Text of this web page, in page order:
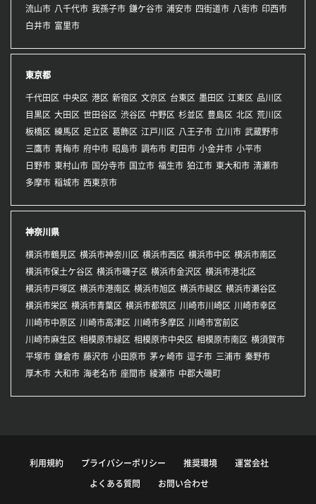
流山市 八千代市 我孫子市 鎌ケ谷市 浦安市 四街道市 八街市 印西市
白井市 富里市
東京都
千代田区 中央区 港区 新宿区 文京区 台東区 墨田区 江東区 品川区
目黒区 大田区 世田谷区 渋谷区 中野区 杉並区 豊島区 北区 荒川区
板橋区 練馬区 足立区 葛飾区 江戸川区 八王子市 立川市 武蔵野市
三鷹市 青梅市 府中市 昭島市 調布市 町田市 小金井市 小平市
日野市 東村山市 国分寺市 国立市 福生市 狛江市 東大和市 清瀬市
多摩市 稲城市 西東京市
神奈川県
横浜市鶴見区 横浜市神奈川区 横浜市西区 横浜市中区 横浜市南区
横浜市保土ケ谷区 横浜市磯子区 横浜市金沢区 横浜市港北区
横浜市戸塚区 横浜市港南区 横浜市旭区 横浜市緑区 横浜市瀬谷区
横浜市栄区 横浜市青葉区 横浜市都筑区 川崎市川崎区 川崎市幸区
川崎市中原区 川崎市高津区 川崎市多摩区 川崎市宮前区
川崎市麻生区 相模原市緑区 相模原市中央区 相模原市南区 横須賀市
平塚市 鎌倉市 藤沢市 小田原市 茅ヶ崎市 逗子市 三浦市 秦野市
厚木市 大和市 海老名市 座間市 綾瀬市 中郡大磯町
利用規約 プライバシーポリシー 推奨環境 運営会社
よくある質問 お問い合わせ